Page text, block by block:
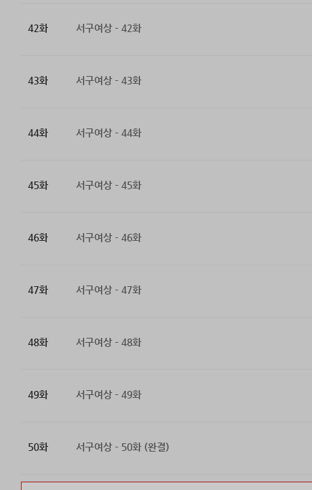
42화 서구여상 - 42화
43화 서구여상 - 43화
44화 서구여상 - 44화
45화 서구여상 - 45화
46화 서구여상 - 46화
47화 서구여상 - 47화
48화 서구여상 - 48화
49화 서구여상 - 49화
50화 서구여상 - 50화 (완결)